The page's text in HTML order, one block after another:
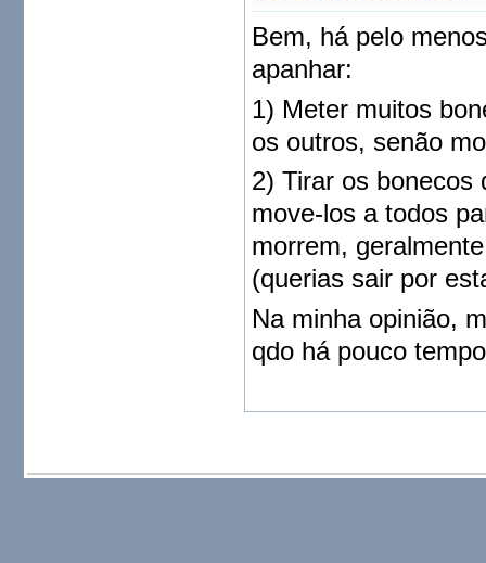
Bem, há pelo
apanhar:
1) Meter muitos
os outros, senão
2) Tirar os bonecos
move-los a todos
morrem,
(querias sair por
Na minha opinião,
qdo há pouco